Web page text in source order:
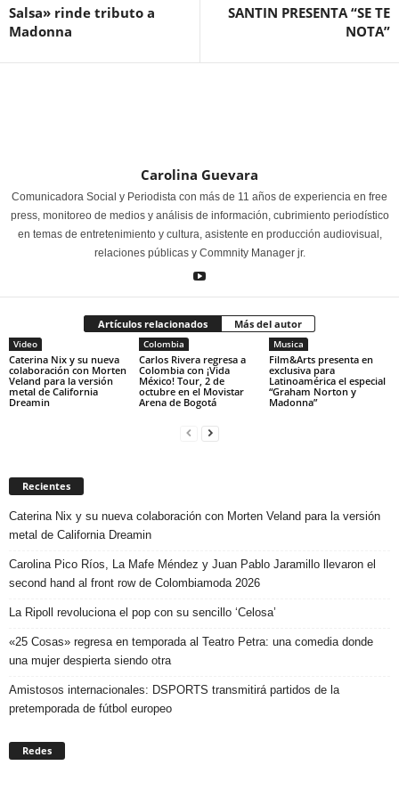
Salsa» rinde tributo a
Madonna
SANTIN PRESENTA “SE TE
NOTA”
Carolina Guevara
Comunicadora Social y Periodista con más de 11 años de experiencia en free
press, monitoreo de medios y análisis de información, cubrimiento periodístico
en temas de entretenimiento y cultura, asistente en producción audiovisual,
relaciones públicas y Commnity Manager jr.
Artículos relacionados Más del autor
Video
Caterina Nix y su nueva
colaboración con Morten
Veland para la versión
metal de California
Dreamin
Colombia
Carlos Rivera regresa a
Colombia con ¡Vida
México! Tour, 2 de
octubre en el Movistar
Arena de Bogotá
Musica
Film&Arts presenta en
exclusiva para
Latinoamérica el especial
“Graham Norton y
Madonna”
Recientes
Caterina Nix y su nueva colaboración con Morten Veland para la versión
metal de California Dreamin
Carolina Pico Ríos, La Mafe Méndez y Juan Pablo Jaramillo llevaron el
second hand al front row de Colombiamoda 2026
La Ripoll revoluciona el pop con su sencillo ‘Celosa’
«25 Cosas» regresa en temporada al Teatro Petra: una comedia donde
una mujer despierta siendo otra
Amistosos internacionales: DSPORTS transmitirá partidos de la
pretemporada de fútbol europeo
Redes